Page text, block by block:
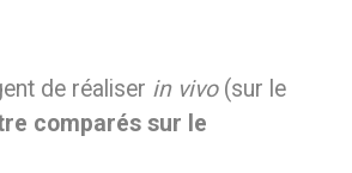
de réaliser in vivo(sur le
comparés sur le